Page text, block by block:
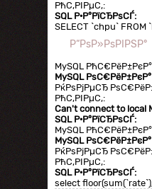
РћС‚РІРµС‚:
SQL Р·Р°РїСЂРѕСЃ:
SELECT `chpu`
Р“РѕР»РѕРІРЅР°
MySQL
MySQL РѕС€РёР±РєР°
РќРѕРјРµСЂ
РћС‚РІРµС‚:
Can't connect to local
SQL Р·Р°РїСЂРѕСЃ:
MySQL
MySQL РѕС€РёР±РєР°
РќРѕРјРµСЂ
РћС‚РІРµС‚:
SQL Р·Р°РїСЂРѕСЃ:
select